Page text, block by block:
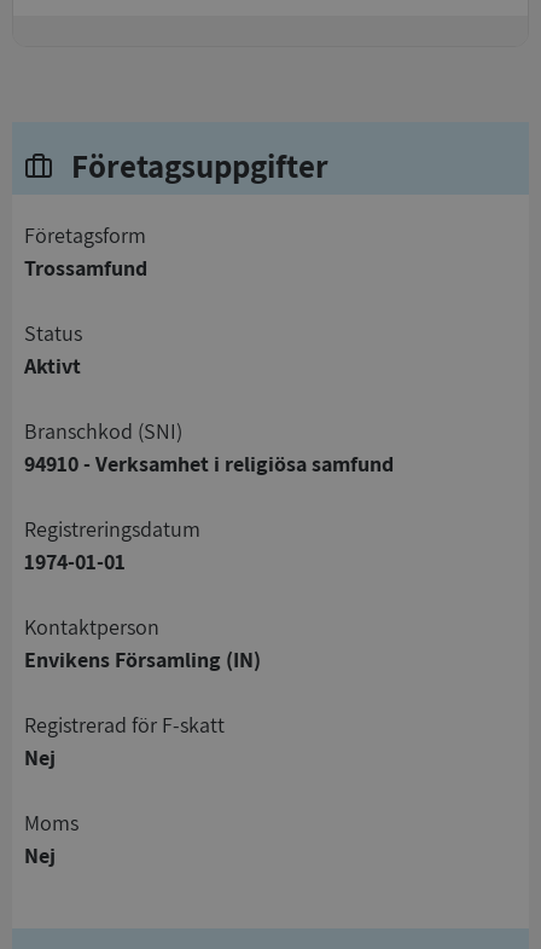
Företagsuppgifter
företagsform
Trossamfund
status
Aktivt
branschkod (SNI)
94910 - Verksamhet i religiösa samfund
registreringsdatum
1974-01-01
Kontaktperson
Envikens Församling (IN)
registrerad för F-skatt
Nej
Moms
Nej